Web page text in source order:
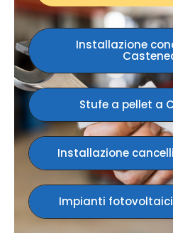
Installazione
Stufe a pellet a
Installazione
Impianti